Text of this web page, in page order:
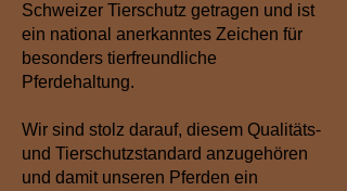
Schweizer Tierschutz getragen und ist
ein national anerkanntes Zeichen für
besonders tierfreundliche
Pferdehaltung.
Wir sind stolz darauf, diesem Qualitäts-
und Tierschutzstandard anzugehören
und damit unseren Pferden ein